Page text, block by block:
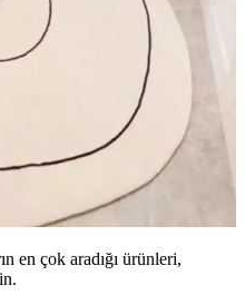
en çok aradığı ürünleri,